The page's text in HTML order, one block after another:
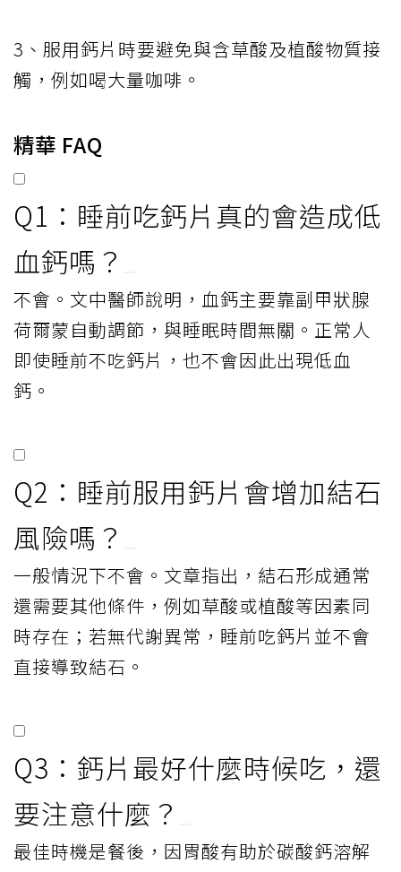
3、服用鈣片時要避免與含草酸及植酸物質接
觸，例如喝大量咖啡。
精華 FAQ
Q1：睡前吃鈣片真的會造成低
血鈣嗎？
不會。文中醫師說明，血鈣主要靠副甲狀腺
荷爾蒙自動調節，與睡眠時間無關。正常人
即使睡前不吃鈣片，也不會因此出現低血
鈣。
Q2：睡前服用鈣片會增加結石
風險嗎？
一般情況下不會。文章指出，結石形成通常
還需要其他條件，例如草酸或植酸等因素同
時存在；若無代謝異常，睡前吃鈣片並不會
直接導致結石。
Q3：鈣片最好什麼時候吃，還
要注意什麼？
最佳時機是餐後，因胃酸有助於碳酸鈣溶解